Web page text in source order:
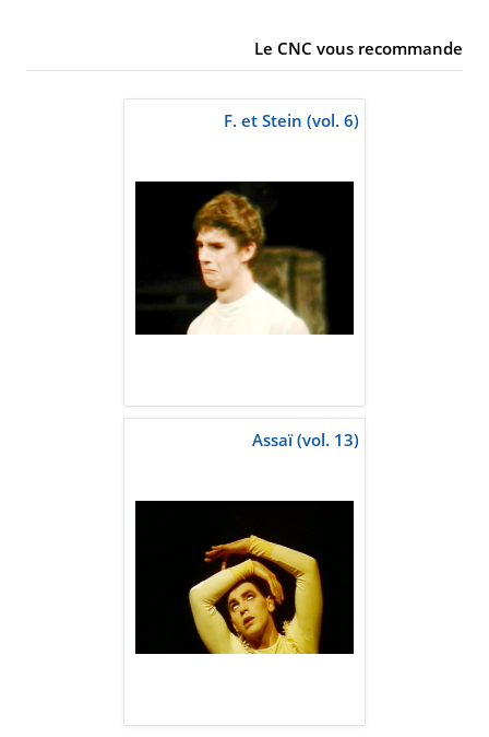
Le CNC vous recommande
F. et Stein (vol. 6)
Assaï (vol. 13)